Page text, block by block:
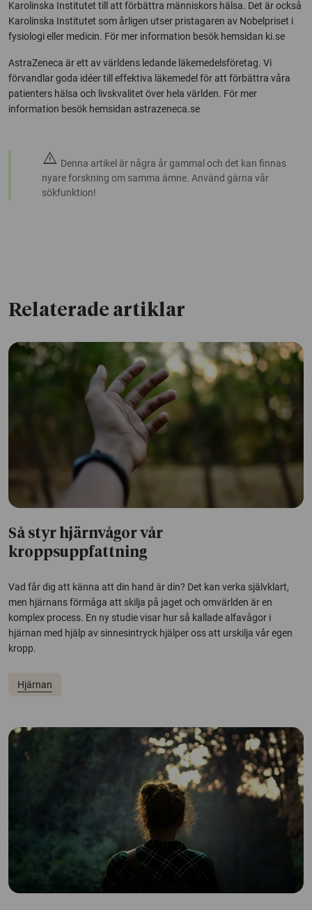
Karolinska Institutet till att förbättra människors hälsa. Det är också
Karolinska Institutet som årligen utser pristagaren av Nobelpriset i
fysiologi eller medicin. För mer information besök hemsidan ki.se
AstraZeneca är ett av världens ledande läkemedelsföretag. Vi
förvandlar goda idéer till effektiva läkemedel för att förbättra våra
patienters hälsa och livskvalitet över hela världen. För mer
information besök hemsidan astrazeneca.se
warning Denna artikel är några år gammal och det kan finnas
nyare forskning om samma ämne. Använd gärna vår
sökfunktion!
Relaterade artiklar
Så styr hjärnvågor vår
kroppsuppfattning
Vad får dig att känna att din hand är din? Det kan verka självklart,
men hjärnans förmåga att skilja på jaget och omvärlden är en
komplex process. En ny studie visar hur så kallade alfavågor i
hjärnan med hjälp av sinnesintryck hjälper oss att urskilja vår egen
kropp.
Hjärnan